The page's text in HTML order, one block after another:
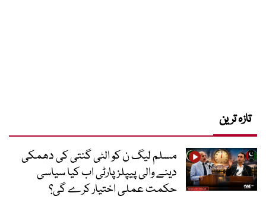
تازہ ترین
مسلم لیگ ن کو الٹی گنتی کی دھمکی
دینے والی پیپلز پارٹی اب کیا سیاسی
حکمت عملی اختیار کرے گی؟